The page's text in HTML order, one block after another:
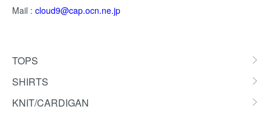
Mail : cloud9@cap.ocn.ne.jp
カテゴリー一覧
TOPS
SHIRTS
KNIT/CARDIGAN